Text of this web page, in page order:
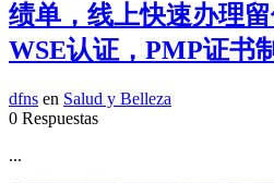
绩单，线上快速办理留
WSE认证，PMP证书
dfns en Salud y Belleza
0 Respuestas
...